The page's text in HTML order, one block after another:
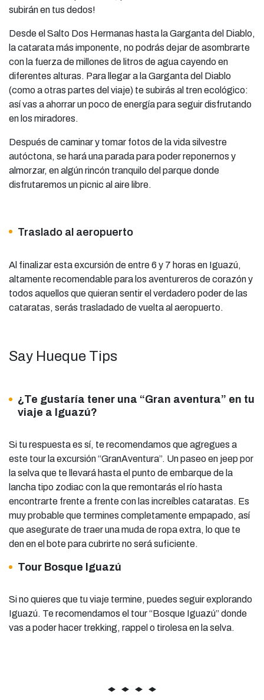
subirán en tus dedos!
Desde el Salto Dos Hermanas hasta la Garganta del Diablo,
la catarata más imponente, no podrás dejar de asombrarte
con la fuerza de millones de litros de agua cayendo en
diferentes alturas. Para llegar a la Garganta del Diablo
(como a otras partes del viaje) te subirás al tren ecológico:
así vas a ahorrar un poco de energía para seguir disfrutando
en los miradores.
Después de caminar y tomar fotos de la vida silvestre
autóctona, se hará una parada para poder reponernos y
almorzar, en algún rincón tranquilo del parque donde
disfrutaremos un picnic al aire libre.
Traslado al aeropuerto
Al finalizar esta excursión de entre 6 y 7 horas en Iguazú,
altamente recomendable para los aventureros de corazón y
todos aquellos que quieran sentir el verdadero poder de las
cataratas, serás trasladado de vuelta al aeropuerto.
Say Hueque Tips
¿Te gustaría tener una “Gran aventura” en tu
viaje a Iguazú?
Si tu respuesta es sí, te recomendamos que agregues a
este tour la excursión “GranAventura”. Un paseo en jeep por
la selva que te llevará hasta el punto de embarque de la
lancha tipo zodiac con la que remontarás el río hasta
encontrarte frente a frente con las increíbles cataratas. Es
muy probable que termines completamente empapado, así
que asegurate de traer una muda de ropa extra, lo que te
den en el bote para cubrirte no será suficiente.
Tour Bosque Iguazú
Si no quieres que tu viaje termine, puedes seguir explorando
Iguazú. Te recomendamos el tour “Bosque Iguazú” donde
vas a poder hacer trekking, rappel o tirolesa en la selva.